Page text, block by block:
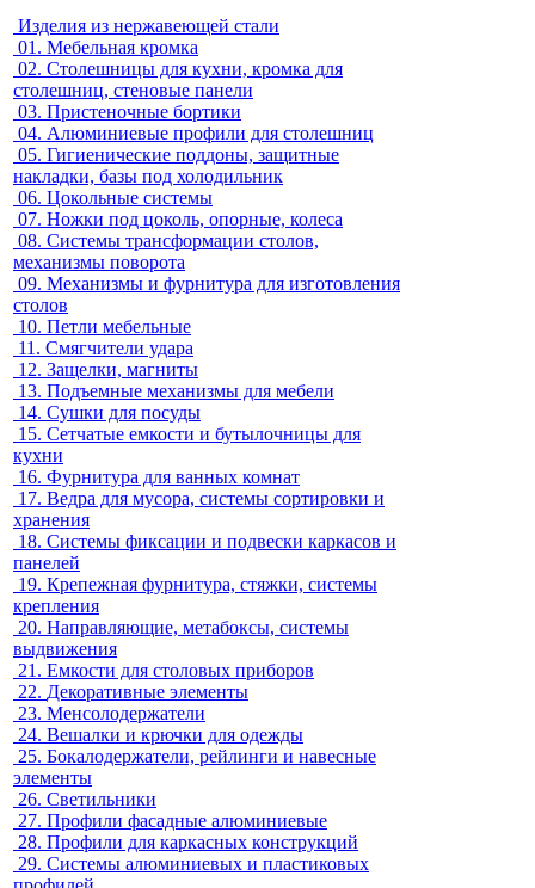
Изделия из нержавеющей стали
01. Мебельная кромка
02. Столешницы для кухни, кромка для
столешниц, стеновые панели
03. Пристеночные бортики
04. Алюминиевые профили для столешниц
05. Гигиенические поддоны, защитные
накладки, базы под холодильник
06. Цокольные системы
07. Ножки под цоколь, опорные, колеса
08. Системы трансформации столов,
механизмы поворота
09. Механизмы и фурнитура для изготовления
столов
10. Петли мебельные
11. Смягчители удара
12. Защелки, магниты
13. Подъемные механизмы для мебели
14. Сушки для посуды
15. Сетчатые емкости и бутылочницы для
кухни
16. Фурнитура для ванных комнат
17. Ведра для мусора, системы сортировки и
хранения
18. Системы фиксации и подвески каркасов и
панелей
19. Крепежная фурнитура, стяжки, системы
крепления
20. Направляющие, метабоксы, системы
выдвижения
21. Емкости для столовых приборов
22. Декоративные элементы
23. Менсолодержатели
24. Вешалки и крючки для одежды
25. Бокалодержатели, рейлинги и навесные
элементы
26. Светильники
27. Профили фасадные алюминиевые
28. Профили для каркасных конструкций
29. Системы алюминиевых и пластиковых